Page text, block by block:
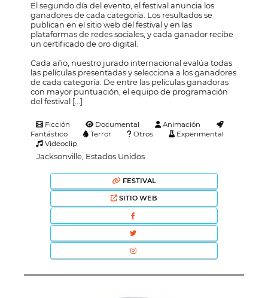
El segundo día del evento, el festival anuncia los
ganadores de cada categoría. Los resultados se
publican en el sitio web del festival y en las
plataformas de redes sociales, y cada ganador recibe
un certificado de oro digital.
Cada año, nuestro jurado internacional evalúa todas
las películas presentadas y selecciona a los ganadores
de cada categoría. De entre las películas ganadoras
con mayor puntuación, el equipo de programación
del festival [...]
Ficción Documental
Animación
Fantástico
Terror Otros
Experimental
Videoclip
Jacksonville, Estados Unidos
FESTIVAL
SITIO WEB